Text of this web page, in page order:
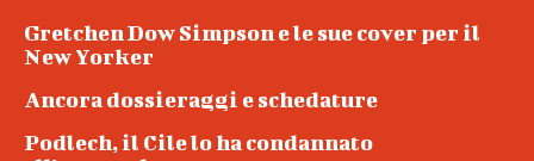
Gretchen Dow Simpson e le sue cover per il
New Yorker
Ancora dossieraggi e schedature
Podlech, il Cile lo ha condannato